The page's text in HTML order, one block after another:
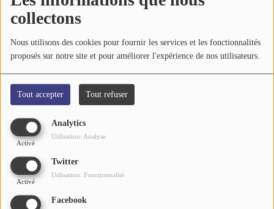
collectons
Nous utilisons des cookies pour fournir les services et les fonctionnalités
proposés sur notre site et pour améliorer l'expérience de nos utilisateurs.
Tout accepter Tout refuser
Analytics
Activé
Utilisation: Analyse
Twitter
Activé
Utilisation: Fonctionnalité
Facebook
07 mai 2023 - 13:45
C'est au tour de " These Boots Are Made For Walkin'
SPENCER
deLUCIFER
leur botter le c.. !